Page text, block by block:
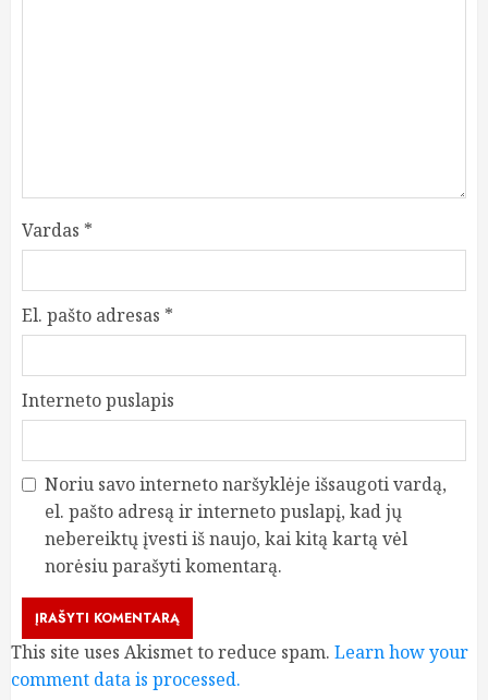
Vardas *
El. pašto adresas *
Interneto puslapis
Noriu savo interneto naršyklėje išsaugoti vardą,
el. pašto adresą ir interneto puslapį, kad jų
nebereiktų įvesti iš naujo, kai kitą kartą vėl
norėsiu parašyti komentarą.
This site uses Akismet to reduce spam. Learn how your
comment data is processed.